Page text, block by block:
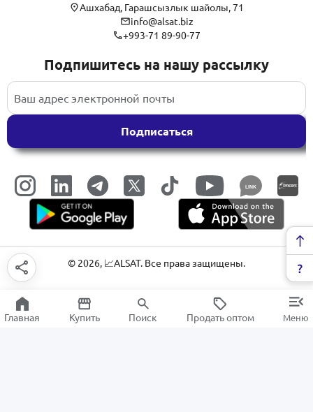
Ашхабад, Гарашсызлык шайолы, 71
info@alsat.biz
+993-71 89-90-77
Подпишитесь на нашу рассылку
Подписаться
LINK
© 2026, 📈ALSAT. Все права защищены.
Главная Купить Поиск Продать оптом Меню